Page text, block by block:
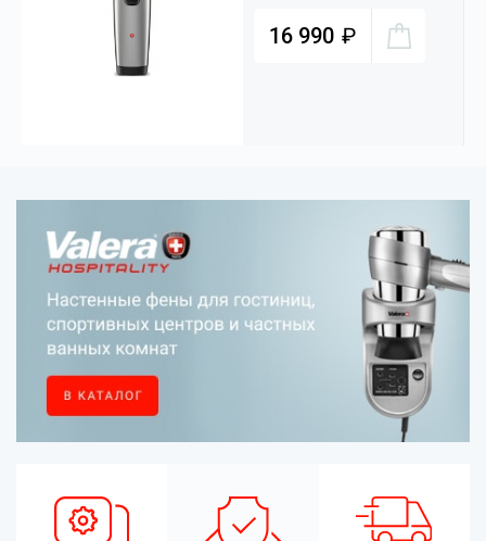
0.8 - 3 мм • 6 насадок +
кейс
16 990 ₽